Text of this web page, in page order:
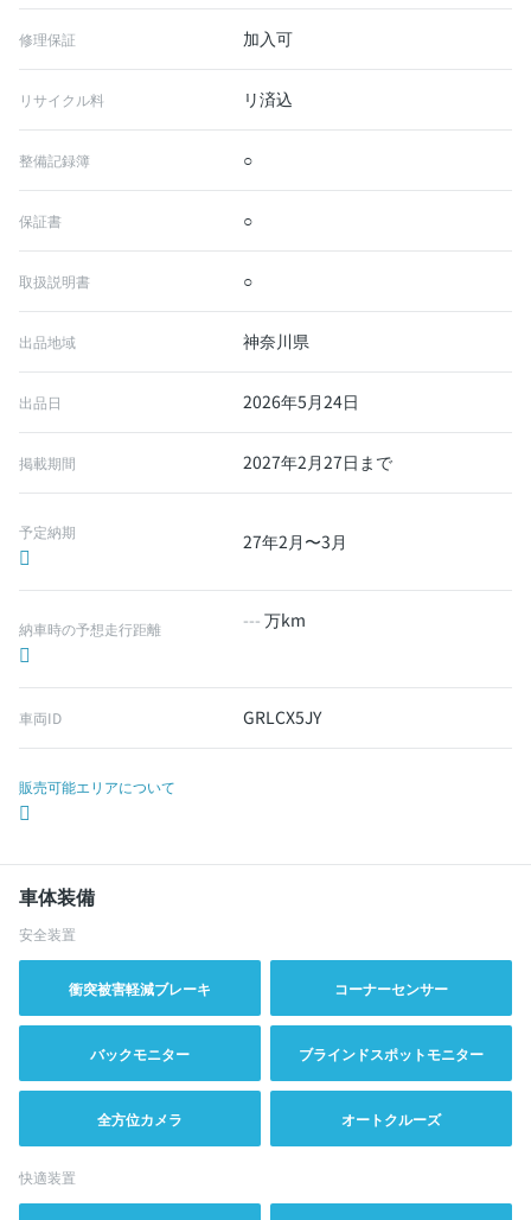
修理保証 加入可
リサイクル料 リ済込
整備記録簿 ○
保証書 ○
取扱説明書 ○
出品地域 神奈川県
出品日 2026年5月24日
掲載期間 2027年2月27日まで
予定納期 27年2月〜3月
納車時の予想走行距離 --- 万km
車両ID GRLCX5JY
販売可能エリアについて
車体装備
安全装置
衝突被害軽減ブレーキ コーナーセンサー
バックモニター ブラインドスポットモニター
全方位カメラ オートクルーズ
快適装置